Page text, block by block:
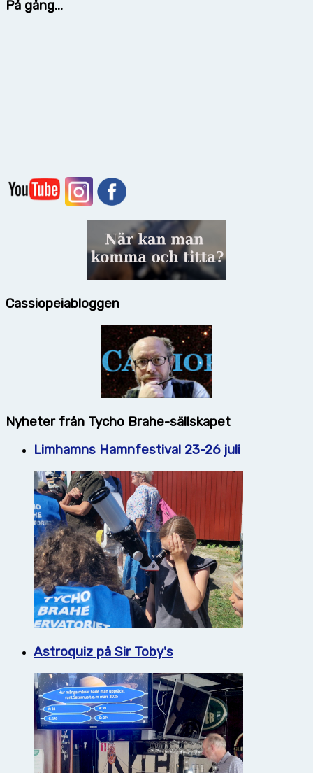
På gång...
Cassiopeiabloggen
Nyheter från Tycho Brahe-sällskapet
Limhamns Hamnfestival 23-26 juli
Astroquiz på Sir Toby's